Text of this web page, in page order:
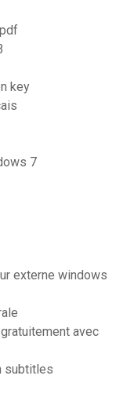
key
7
externe windows
avec
subtitles